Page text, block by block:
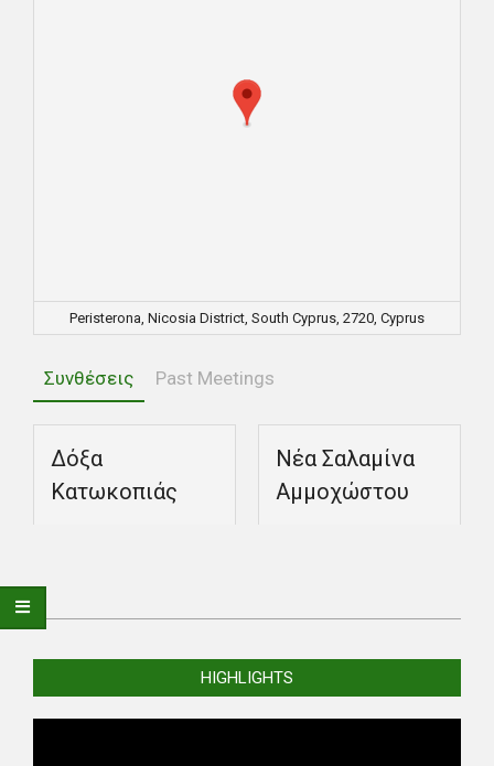
Peristerona, Nicosia District, South Cyprus, 2720, Cyprus
Συνθέσεις Past Meetings
Δόξα
Κατωκοπιάς
Νέα Σαλαμίνα
Αμμοχώστου
2025-
09-
HIGHLIGHTS